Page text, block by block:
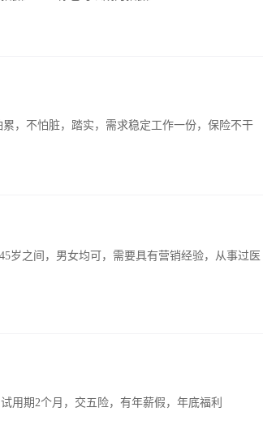
，不怕脏，踏实，需求稳定工作一份，保险不干
岁之间，男女均可，需要具有营销经验，从事过医
用期2个月，交五险，有年薪假，年底福利